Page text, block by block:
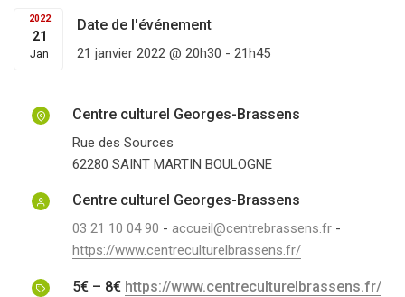
2022
21
Jan
Date de l'événement
21 janvier 2022 @ 20h30 - 21h45
Centre culturel Georges-Brassens
Rue des Sources
62280 SAINT MARTIN BOULOGNE
Centre culturel Georges-Brassens
03 21 10 04 90 - accueil@centrebrassens.fr -
https://www.centreculturelbrassens.fr/
5€ – 8€ https://www.centreculturelbrassens.fr/